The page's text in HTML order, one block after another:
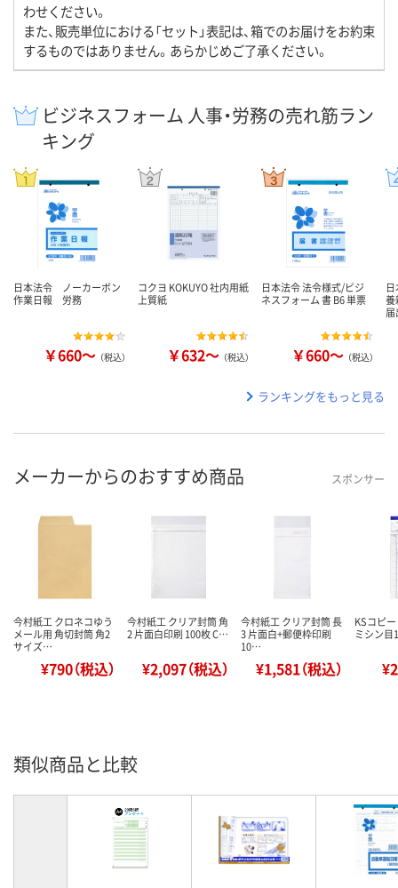
わせください。
また、販売単位における「セット」表記は、箱でのお届けをお約束
するものではありません。あらかじめご了承ください。
ビジネスフォーム 人事・労務の売れ筋ラン
キング
日本法令 ノーカーボン
作業日報 労務
￥660～ （税込）
コクヨ KOKUYO 社内用紙
上質紙
￥632～ （税込）
日本法令 法令様式/ビジ
ネスフォーム 書 B6 単票
￥660～ （税込）
養
ランキングをもっと見る
メーカーからのおすすめ商品 スポンサー
今村紙工 クロネコゆう
メール用 角切封筒 角2
サイズ…
¥790（税込）
今村紙工 クリア封筒 角
2 片面白印刷 100枚 C…
¥2,097（税込）
今村紙工 クリア封筒 長
3 片面白+郵便枠印刷
10…
¥1,581（税込）
KSコピ
ミシン
類似商品と比較